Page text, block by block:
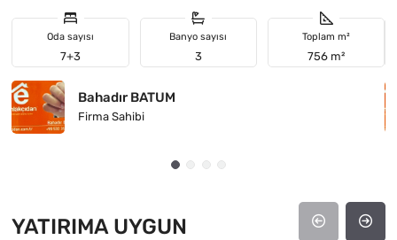
Oda sayısı
7+3
Banyo sayısı
3
Toplam m²
756 m²
Bahadır BATUM
Firma Sahibi
YATIRIMA UYGUN